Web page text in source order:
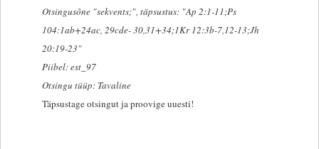
Otsingusõne "sekvents;", täpsustus: "Ap 2:1-11;Ps
104:1ab+24ac, 29cde- 30,31+34;1Kr 12:3b-7,12-13;Jh
20:19-23"
Piibel: est_97
Otsingu tüüp: Tavaline
Täpsustage otsingut ja proovige uuesti!